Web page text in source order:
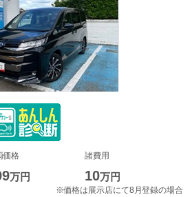
価格
万円
諸費用
10万円
※価格は展示店にて8月登録の場合